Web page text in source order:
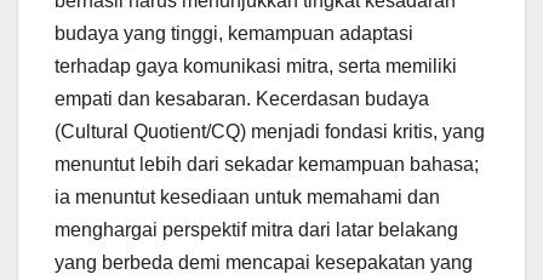
budaya yang tinggi, kemampuan adaptasi
terhadap gaya komunikasi mitra, serta memiliki
empati dan kesabaran. Kecerdasan budaya
(Cultural Quotient/CQ) menjadi fondasi kritis, yang
menuntut lebih dari sekadar kemampuan bahasa;
ia menuntut kesediaan untuk memahami dan
menghargai perspektif mitra dari latar belakang
yang berbeda demi mencapai kesepakatan yang